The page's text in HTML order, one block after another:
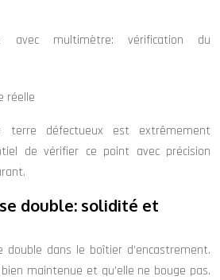
réelle
terre défectueux est extrêmement
de vérifier ce point avec précision
double: solidité et
double dans le boîtier d’encastrement.
maintenue et qu’elle ne bouge pas.